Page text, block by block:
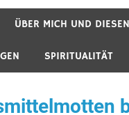
ÜBER MICH UND
SPIRITUALITÄT